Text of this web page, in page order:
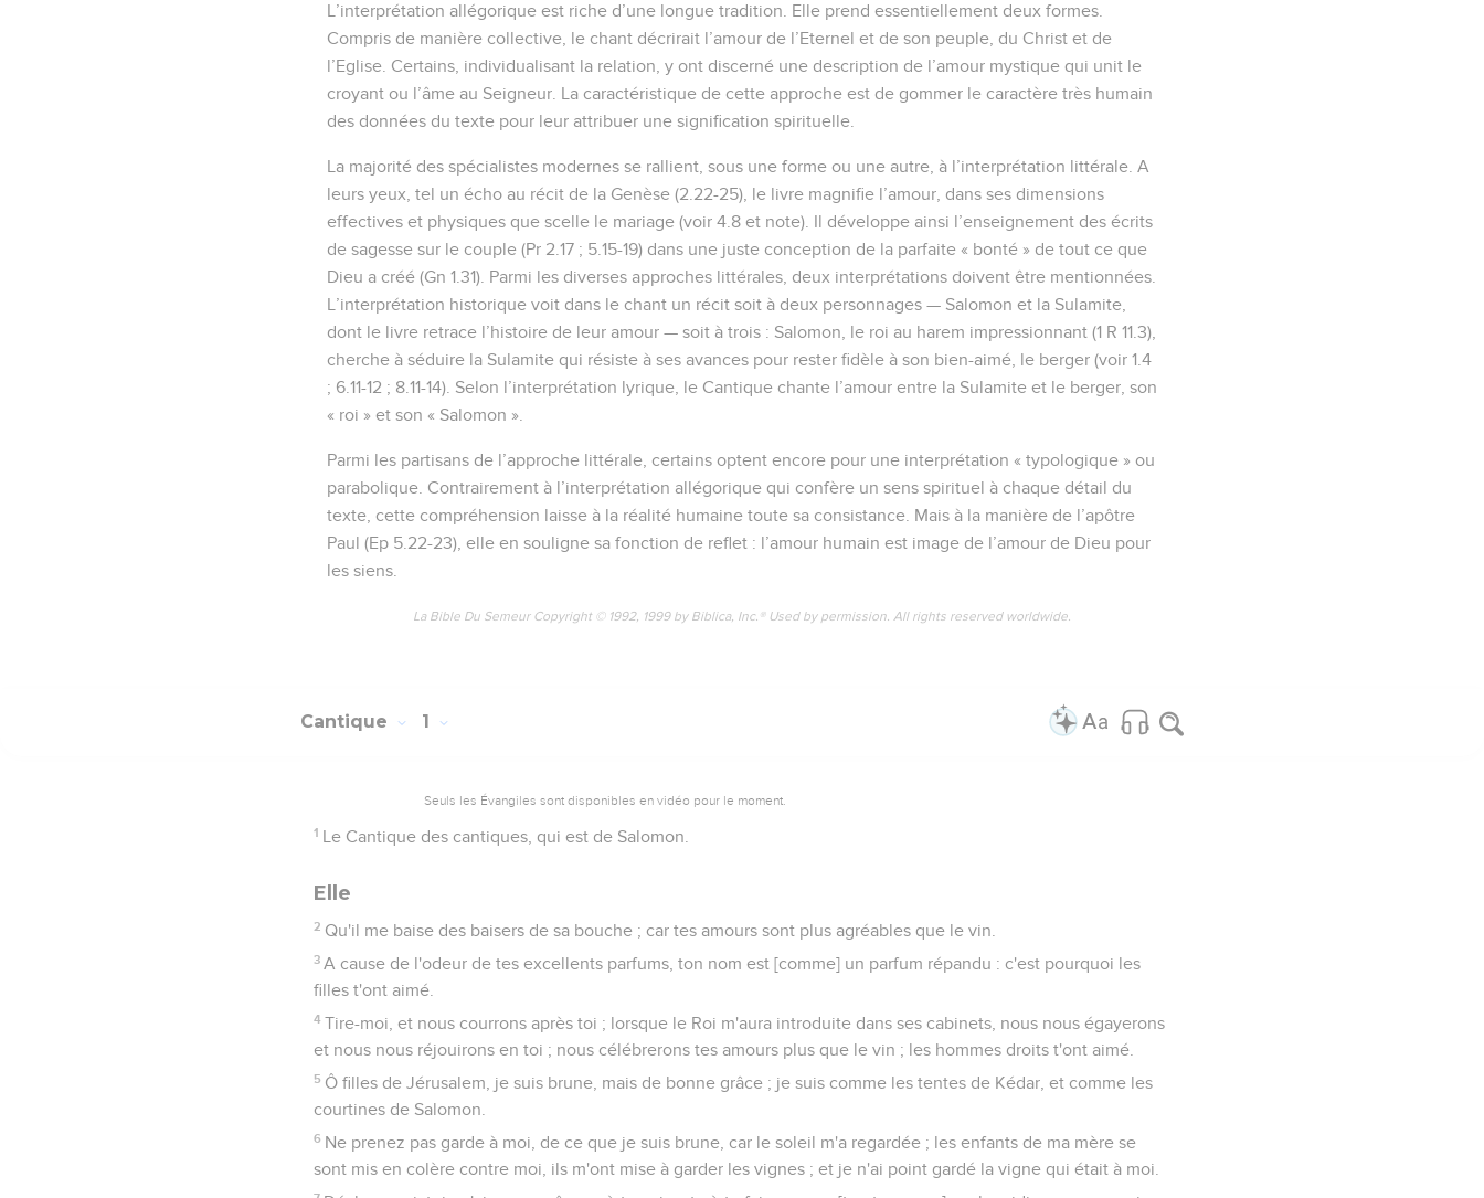
L’interprétation allégorique est riche d’une longue tradition. Elle prend essentiellement deux formes.
Compris de manière collective, le chant décrirait l’amour de l’Eternel et de son peuple, du Christ et de
l’Eglise. Certains, individualisant la relation, y ont discerné une description de l’amour mystique qui unit le
croyant ou l’âme au Seigneur. La caractéristique de cette approche est de gommer le caractère très humain
des données du texte pour leur attribuer une signification spirituelle.
La majorité des spécialistes modernes se rallient, sous une forme ou une autre, à l’interprétation littérale. A
leurs yeux, tel un écho au récit de la Genèse (2.22-25), le livre magnifie l’amour, dans ses dimensions
effectives et physiques que scelle le mariage (voir 4.8 et note). Il développe ainsi l’enseignement des écrits
de sagesse sur le couple (Pr 2.17 ; 5.15-19) dans une juste conception de la parfaite « bonté » de tout ce que
Dieu a créé (Gn 1.31). Parmi les diverses approches littérales, deux interprétations doivent être mentionnées.
L’interprétation historique voit dans le chant un récit soit à deux personnages — Salomon et la Sulamite,
dont le livre retrace l’histoire de leur amour — soit à trois : Salomon, le roi au harem impressionnant (1 R 11.3),
cherche à séduire la Sulamite qui résiste à ses avances pour rester fidèle à son bien-aimé, le berger (voir 1.4
; 6.11-12 ; 8.11-14). Selon l’interprétation lyrique, le Cantique chante l’amour entre la Sulamite et le berger, son
« roi » et son « Salomon ».
Parmi les partisans de l’approche littérale, certains optent encore pour une interprétation « typologique » ou
parabolique. Contrairement à l’interprétation allégorique qui confère un sens spirituel à chaque détail du
texte, cette compréhension laisse à la réalité humaine toute sa consistance. Mais à la manière de l’apôtre
Paul (Ep 5.22-23), elle en souligne sa fonction de reflet : l’amour humain est image de l’amour de Dieu pour
les siens.
La Bible Du Semeur Copyright © 1992, 1999 by Biblica, Inc.® Used by permission. All rights reserved worldwide.
Cantique 1
Seuls les Évangiles sont disponibles en vidéo pour le moment.
1 Le Cantique des cantiques, qui est de Salomon.
Elle
2 Qu'il me baise des baisers de sa bouche ; car tes amours sont plus agréables que le vin.
3 A cause de l'odeur de tes excellents parfums, ton nom est [comme] un parfum répandu : c'est pourquoi les
filles t'ont aimé.
4 Tire-moi, et nous courrons après toi ; lorsque le Roi m'aura introduite dans ses cabinets, nous nous égayerons
et nous nous réjouirons en toi ; nous célébrerons tes amours plus que le vin ; les hommes droits t'ont aimé.
5 Ô filles de Jérusalem, je suis brune, mais de bonne grâce ; je suis comme les tentes de Kédar, et comme les
courtines de Salomon.
6 Ne prenez pas garde à moi, de ce que je suis brune, car le soleil m'a regardée ; les enfants de ma mère se
sont mis en colère contre moi, ils m'ont mise à garder les vignes ; et je n'ai point gardé la vigne qui était à moi.